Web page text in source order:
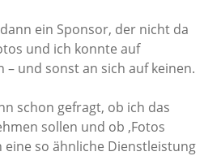
dann ein Sponsor, der nicht da
und ich konnte auf
– und sonst an sich auf keinen.
schon gefragt, ob ich das
sollen und ob ‚Fotos
eine so ähnliche Dienstleistung